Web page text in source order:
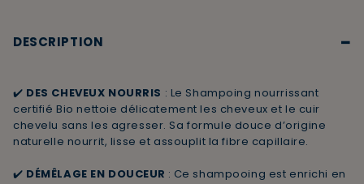
DESCRIPTION −
✔️ DES CHEVEUX NOURRIS : Le Shampoing nourrissant
certifié Bio nettoie délicatement les cheveux et le cuir
chevelu sans les agresser. Sa formule douce d’origine
naturelle nourrit, lisse et assouplit la fibre capillaire.
✔️ DÉMÊLAGE EN DOUCEUR : Ce shampooing est enrichi en